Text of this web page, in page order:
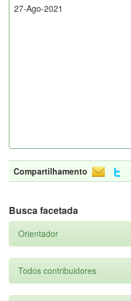
27-Ago-2021
Compartilhamento
Busca facetada
Orientador
Todos contribuidores